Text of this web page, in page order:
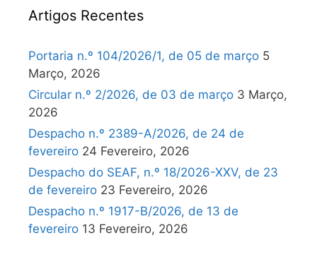
Artigos Recentes
Portaria n.º 104/2026/1, de 05 de março 5
Março, 2026
Circular n.º 2/2026, de 03 de março 3 Março,
2026
Despacho n.º 2389-A/2026, de 24 de
fevereiro 24 Fevereiro, 2026
Despacho do SEAF, n.º 18/2026-XXV, de 23
de fevereiro 23 Fevereiro, 2026
Despacho n.º 1917-B/2026, de 13 de
fevereiro 13 Fevereiro, 2026